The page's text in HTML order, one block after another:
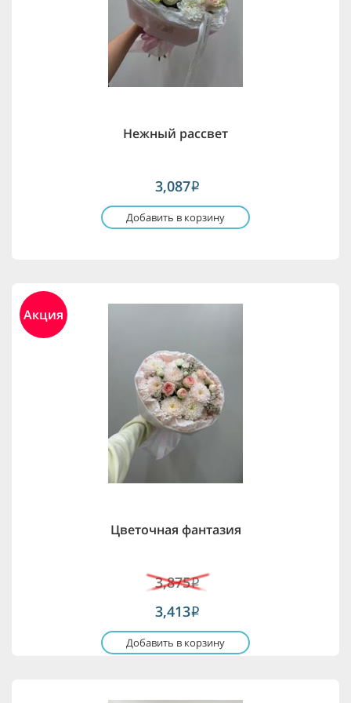
Нежный рассвет
3,087i
Добавить в корзину
Акция
Цветочная фантазия
3,875i
3,413i
Добавить в корзину